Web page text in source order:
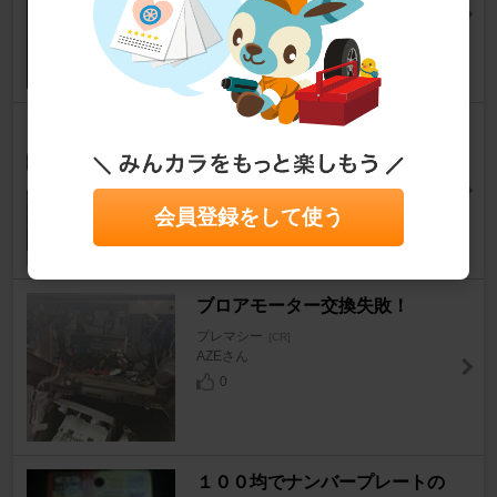
プレマシー [CR]
Guraさん
12
夜光倶楽部 オリジナル扇子
プレマシー [CR]
ひーくん♪。さん
0
ブロアモーター交換失敗！
プレマシー [CR]
AZEさん
0
１００均でナンバープレートの
会員登録をして使う